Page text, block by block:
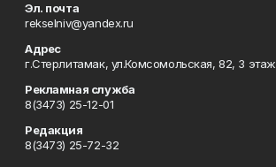
Эл. почта
rekselniv@yandex.ru
Адрес
г.Стерлитамак, ул.Комсомольская, 82, 3 этаж
Рекламная служба
8(3473) 25-12-01
Редакция
8(3473) 25-72-32